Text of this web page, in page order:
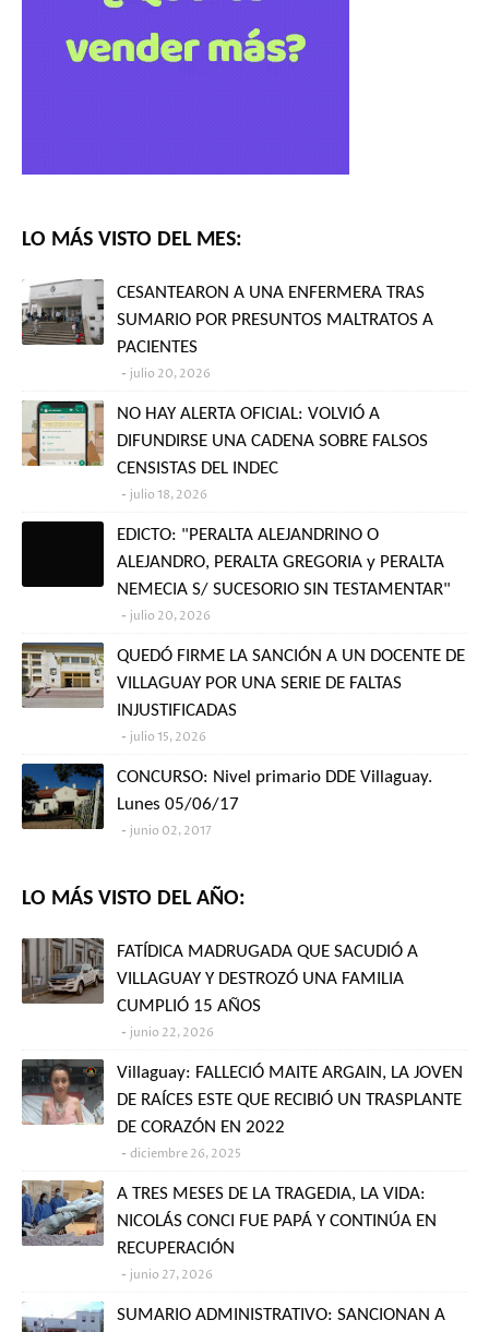
LO MÁS VISTO DEL MES:
CESANTEARON A UNA ENFERMERA TRAS
SUMARIO POR PRESUNTOS MALTRATOS A
PACIENTES
julio 20, 2026
NO HAY ALERTA OFICIAL: VOLVIÓ A
DIFUNDIRSE UNA CADENA SOBRE FALSOS
CENSISTAS DEL INDEC
julio 18, 2026
EDICTO: "PERALTA ALEJANDRINO O
ALEJANDRO, PERALTA GREGORIA y PERALTA
NEMECIA S/ SUCESORIO SIN TESTAMENTAR"
julio 20, 2026
QUEDÓ FIRME LA SANCIÓN A UN DOCENTE DE
VILLAGUAY POR UNA SERIE DE FALTAS
INJUSTIFICADAS
julio 15, 2026
CONCURSO: Nivel primario DDE Villaguay.
Lunes 05/06/17
junio 02, 2017
LO MÁS VISTO DEL AÑO:
FATÍDICA MADRUGADA QUE SACUDIÓ A
VILLAGUAY Y DESTROZÓ UNA FAMILIA
CUMPLIÓ 15 AÑOS
junio 22, 2026
Villaguay: FALLECIÓ MAITE ARGAIN, LA JOVEN
DE RAÍCES ESTE QUE RECIBIÓ UN TRASPLANTE
DE CORAZÓN EN 2022
diciembre 26, 2025
A TRES MESES DE LA TRAGEDIA, LA VIDA:
NICOLÁS CONCI FUE PAPÁ Y CONTINÚA EN
RECUPERACIÓN
junio 27, 2026
SUMARIO ADMINISTRATIVO: SANCIONAN A